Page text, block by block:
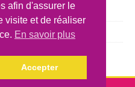
DU CAMPING CAR
afin d'assurer le
visite et de réaliser
En savoir plus
Accepter